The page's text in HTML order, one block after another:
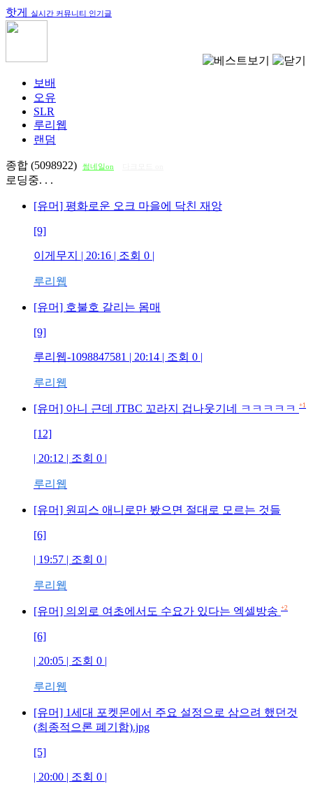
핫게 실시간 커뮤니티 인기글
보배
오유
SLR
루리웹
랜덤
종합 (5098922) 썸네일on
로딩중. . .
[유머] 평화로운 오크 마을에 닥친 재앙
[9]
이게무지 | 20:16 | 조회 0 |
루리웹
[유머] 호불호 갈리는 몸매
[9]
루리웹-1098847581 | 20:14 | 조회 0 |
루리웹
[유머] 아니 근데 JTBC 꼬라지 겁나웃기네 ㅋㅋㅋㅋㅋ +1
[12]
| 20:12 | 조회 0 |
루리웹
[유머] 원피스 애니로만 봤으면 절대로 모르는 것들
[6]
| 19:57 | 조회 0 |
루리웹
[유머] 의외로 여초에서도 수요가 있다는 엑셀방송 +2
[6]
| 20:05 | 조회 0 |
루리웹
[유머] 1세대 포켓몬에서 주요 설정으로 삼으려 했던것
(최종적으론 폐기함).jpg
[5]
| 20:00 | 조회 0 |